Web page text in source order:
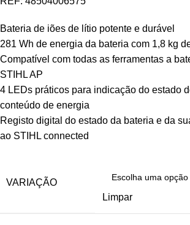
Bateria de iões de lítio potente e durável
281 Wh de energia da bateria com 1,8 kg
Compatível com todas as ferramentas a
STIHL AP
4 LEDs práticos para indicação do estado
conteúdo de energia
Registo digital do estado da bateria e da
ao STIHL connected
VARIAÇÃO
Limpar